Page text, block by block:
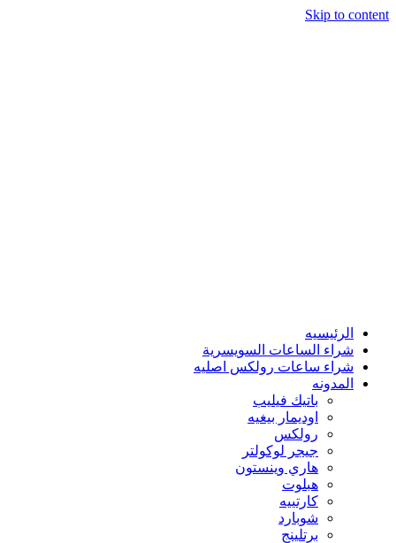
Skip to content
الرئيسيه
شراء الساعات السويسرية
شراء ساعات رولكس اصليه
المدونه
باتيك فيليب
اوديمار بيغيه
رولكس
جيجر لوكولتر
هاري وينستون
هبلوت
كارتييه
شوبارد
برتلينج